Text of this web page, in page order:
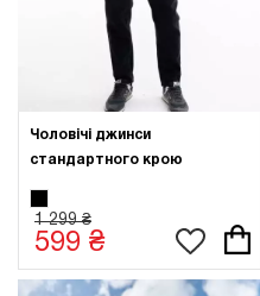
Чоловічі джинси
стандартного крою
1 299 ₴
599 ₴